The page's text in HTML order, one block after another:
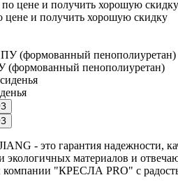
цене и получить хорошую скидку
пенополиуретан)
- это гарантия надежности,
экологичных материалов и
"КРЕСЛА PRO" с